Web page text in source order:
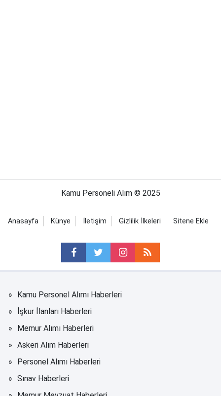
Kamu Personeli Alım © 2025
Anasayfa Künye İletişim Gizlilik İlkeleri Sitene Ekle
Kamu Personel Alımı Haberleri
İşkur İlanları Haberleri
Memur Alımı Haberleri
Askeri Alım Haberleri
Personel Alımı Haberleri
Sınav Haberleri